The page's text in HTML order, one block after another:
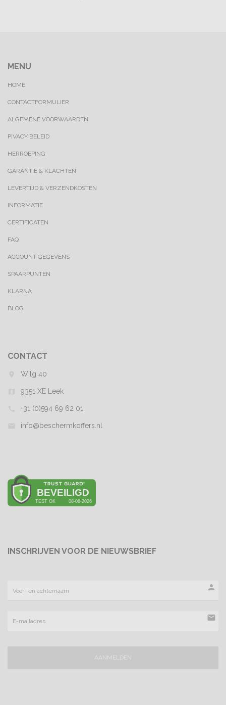
MENU
HOME
CONTACTFORMULIER
ALGEMENE VOORWAARDEN
PIVACY BELEID
HERROEPING
GARANTIE & KLACHTEN
LEVERTIJD & VERZENDKOSTEN
INFORMATIE
CERTIFICATEN
FAQ
ACCOUNT GEGEVENS
SPAARPUNTEN
KLARNA
BLOG
CONTACT
Wilg 40
9351 XE Leek
+31 (0)594 69 62 01
info@beschermkoffers.nl
INSCHRIJVEN VOOR DE NIEUWSBRIEF
person
mail
AANMELDEN